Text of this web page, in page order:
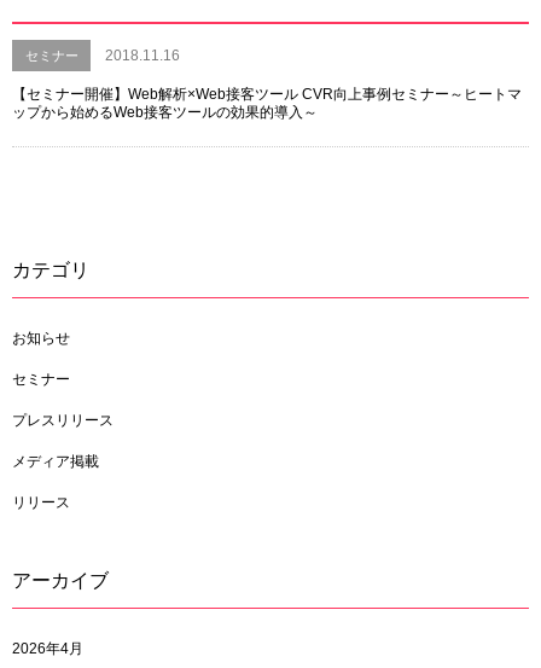
セミナー 2018.11.16
【セミナー開催】Web解析×Web接客ツール CVR向上事例セミナー～ヒートマ
ップから始めるWeb接客ツールの効果的導入～
カテゴリ
お知らせ
セミナー
プレスリリース
メディア掲載
リリース
アーカイブ
2026年4月